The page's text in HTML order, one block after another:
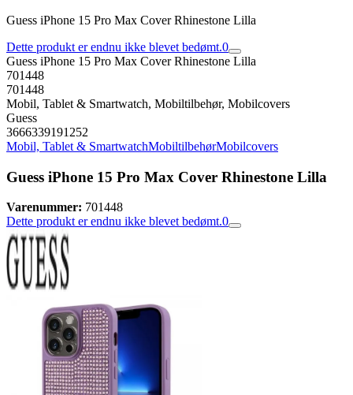
Guess iPhone 15 Pro Max Cover Rhinestone Lilla
Dette produkt er endnu ikke blevet bedømt.0
Guess iPhone 15 Pro Max Cover Rhinestone Lilla
701448
701448
Mobil, Tablet & Smartwatch, Mobiltilbehør, Mobilcovers
Guess
3666339191252
Mobil, Tablet & SmartwatchMobiltilbehørMobilcovers
Guess iPhone 15 Pro Max Cover Rhinestone Lilla
Varenummer: 701448
Dette produkt er endnu ikke blevet bedømt.0